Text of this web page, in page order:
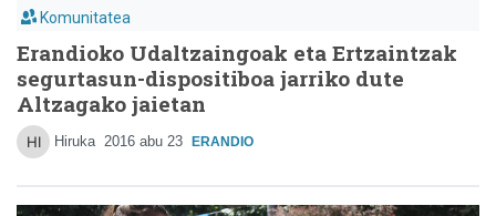
Komunitatea
Erandioko Udaltzaingoak eta Ertzaintzak
segurtasun-dispositiboa jarriko dute
Altzagako jaietan
Hiruka 2016 abu 23 ERANDIO